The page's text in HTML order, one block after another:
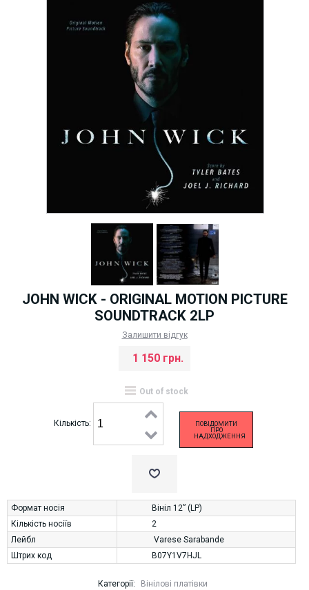
JOHN WICK - ORIGINAL MOTION PICTURE
SOUNDTRACK 2LP
Залишити відгук
1 150 грн.
Out of stock
Кількість:
ПОВІДОМИТИ
ПРО
НАДХОДЖЕННЯ
Формат носія
Вініл 12” (LP)
Кількість носіїв
2
Лейбл
Varese Sarabande
Штрих код
B07Y1V7HJL
Категорії: Вінілові платівки